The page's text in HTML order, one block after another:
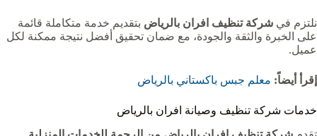
نلتزم في شركة تنظيف افران بالرياض بتقديم خدمة متكاملة قائمة
على الخبرة والثقة والجودة، مع ضمان تحقيق أفضل نتيجة ممكنة لكل
عميل.
إقرأ أيضاً: معلم جبس باكستاني بالرياض
خدمات شركة تنظيف وصيانة افران بالرياض